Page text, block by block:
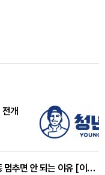
개
팔 들기 어려운 오십견, 통증 줄었다고 운동 멈추면 안 되는 이유 [이병욱 원장 칼럼]